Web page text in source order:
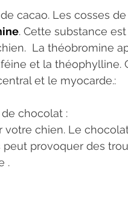
. Cette substance
La théobromine
et la théophylline.
et le myocarde.:
chocolat :
peut provoquer des
.